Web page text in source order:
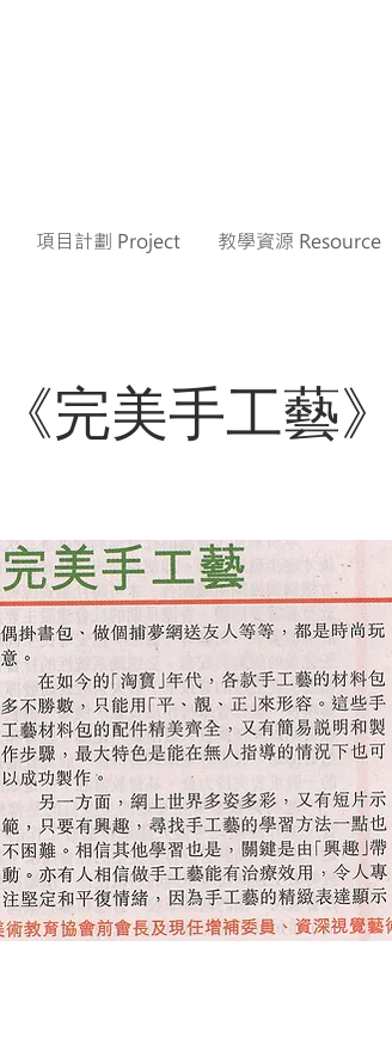
項目計劃 Project 教學資源 Resource
《完美手工藝》